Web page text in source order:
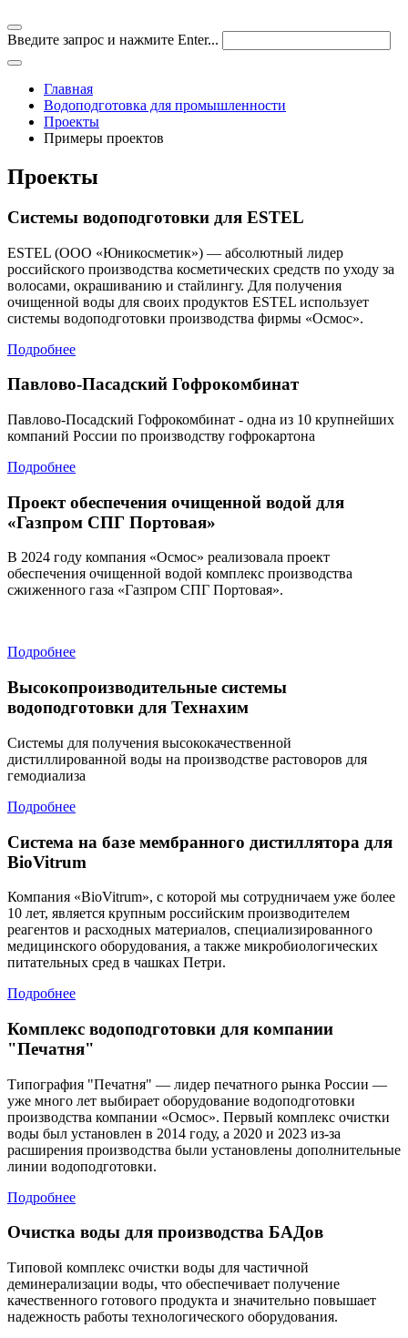
Введите запрос и нажмите Enter...
Главная
Водоподготовка для промышленности
Проекты
Примеры проектов
Проекты
Системы водоподготовки для ESTEL
ESTEL (ООО «Юникосметик») — абсолютный лидер
российского производства косметических средств по уходу за
волосами, окрашиванию и стайлингу. Для получения
очищенной воды для своих продуктов ESTEL использует
системы водоподготовки производства фирмы «Осмос».
Подробнее
Павлово-Пасадский Гофрокомбинат
Павлово-Посадский Гофрокомбинат - одна из 10 крупнейших
компаний России по производству гофрокартона
Подробнее
Проект обеспечения очищенной водой для
«Газпром СПГ Портовая»
В 2024 году компания «Осмос» реализовала проект
обеспечения очищенной водой комплекс производства
сжиженного газа «Газпром СПГ Портовая».
Подробнее
Высокопроизводительные системы
водоподготовки для Технахим
Системы для получения высококачественной
дистиллированной воды на производстве растоворов для
гемодиализа
Подробнее
Система на базе мембранного дистиллятора для
BioVitrum
Компания «BioVitrum», с которой мы сотрудничаем уже более
10 лет, является крупным российским производителем
реагентов и расходных материалов, специализированного
медицинского оборудования, а также микробиологических
питательных сред в чашках Петри.
Подробнее
Комплекс водоподготовки для компании
"Печатня"
Типография "Печатня" — лидер печатного рынка России —
уже много лет выбирает оборудование водоподготовки
производства компании «Осмос». Первый комплекс очистки
воды был установлен в 2014 году, а 2020 и 2023 из-за
расширения производства были установлены дополнительные
линии водоподготовки.
Подробнее
Очистка воды для производства БАДов
Типовой комплекс очистки воды для частичной
деминерализации воды, что обеспечивает получение
качественного готового продукта и значительно повышает
надежность работы технологического оборудования.